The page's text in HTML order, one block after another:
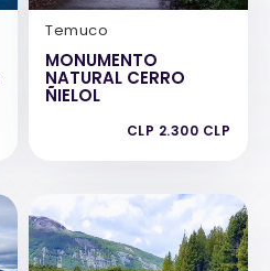
Temuco
MONUMENTO
NATURAL CERRO
ÑIELOL
CLP 2.300 CLP